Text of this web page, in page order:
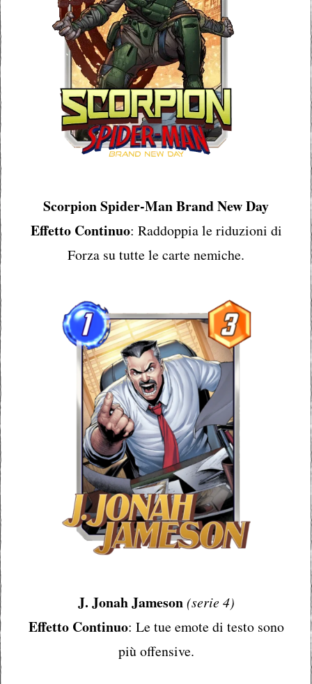
Scorpion Spider-Man Brand New Day
Effetto Continuo: Raddoppia le riduzioni di
Forza su tutte le carte nemiche.
J. Jonah Jameson (serie 4)
Effetto Continuo: Le tue emote di testo sono
più offensive.